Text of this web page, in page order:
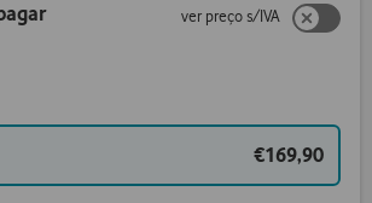
ver preço s/IVA
€169,90